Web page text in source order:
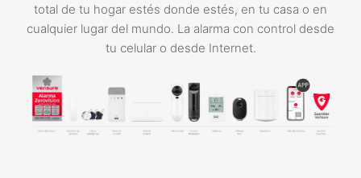
total de tu hogar estés donde estés, en tu casa o en
cualquier lugar del mundo. La alarma con control desde
tu celular o desde Internet.